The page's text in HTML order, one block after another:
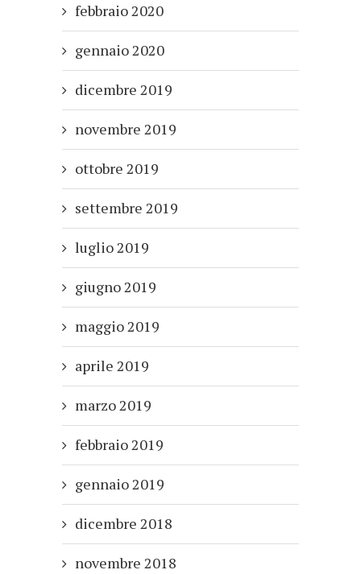
febbraio 2020
gennaio 2020
dicembre 2019
novembre 2019
ottobre 2019
settembre 2019
luglio 2019
giugno 2019
maggio 2019
aprile 2019
marzo 2019
febbraio 2019
gennaio 2019
dicembre 2018
novembre 2018